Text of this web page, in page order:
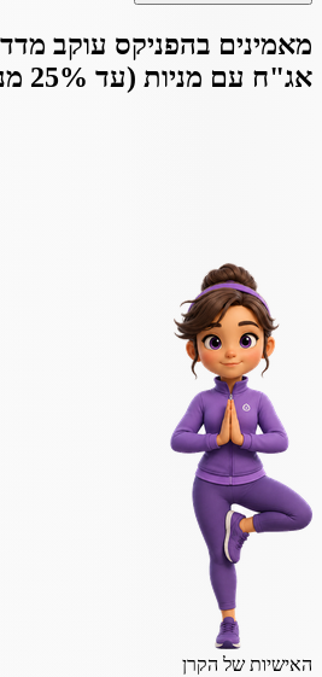
מאמינים בהפניקס עוקב
אג"ח עם מניות (עד 25% מניות)
האישיות של הקרן